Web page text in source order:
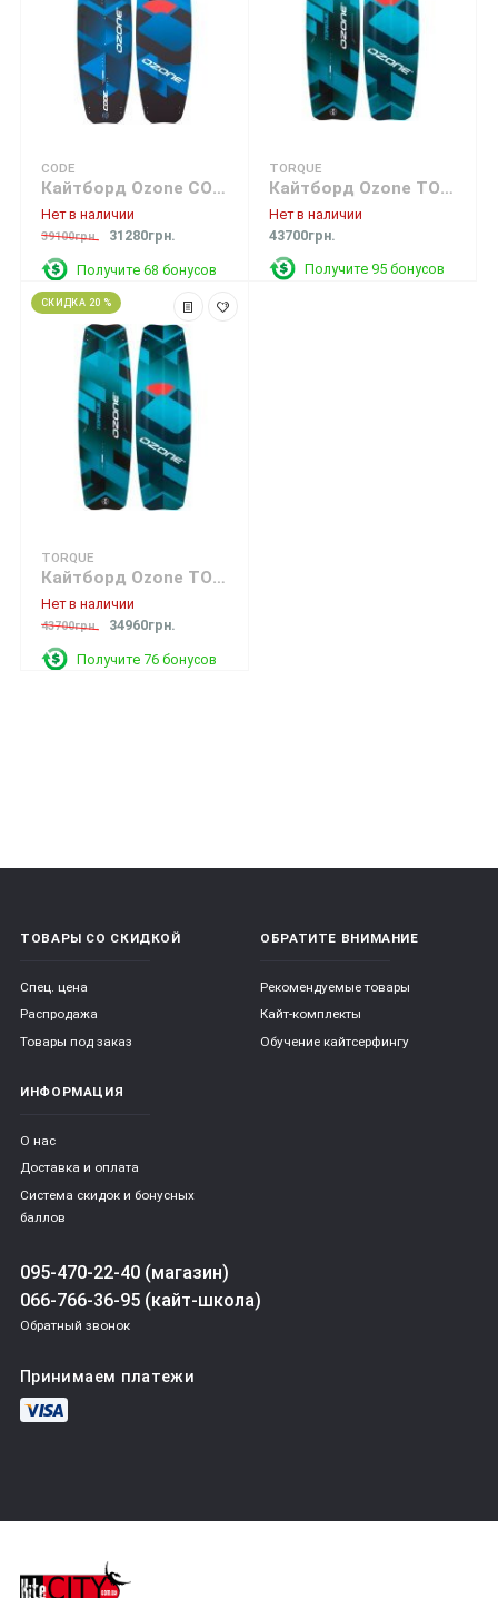
CODE
Кайтборд Ozone CODE Freeride Kite Board Blue (под заказ -20%)
Нет в наличии
39100грн. 31280грн.
Получите 68 бонусов
TORQUE
Кайтборд Ozone TORQUE Freestyle Kite Board Blue
Нет в наличии
43700грн.
Получите 95 бонусов
СКИДКА 20 %
TORQUE
Кайтборд Ozone TORQUE Freestyle Kite Board Blue (под заказ -20%)
Нет в наличии
43700грн. 34960грн.
Получите 76 бонусов
ТОВАРЫ СО СКИДКОЙ
Спец. цена
Распродажа
Товары под заказ
ОБРАТИТЕ ВНИМАНИЕ
Рекомендуемые товары
Кайт-комплекты
Обучение кайтсерфингу
ИНФОРМАЦИЯ
О нас
Доставка и оплата
Система скидок и бонусных
баллов
095-470-22-40 (магазин)
066-766-36-95 (кайт-школа)
Обратный звонок
Принимаем платежи